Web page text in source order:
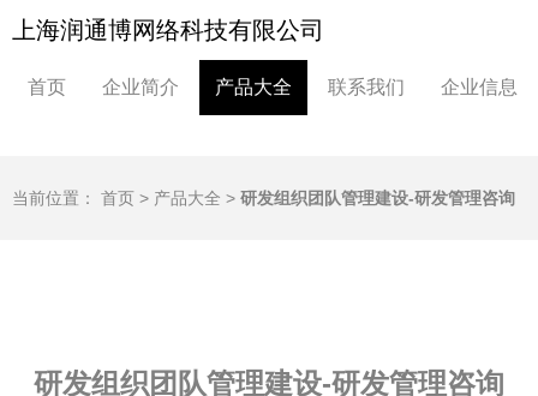
上海润通博网络科技有限公司
首页 企业简介 产品大全 联系我们 企业信息
当前位置： 首页 > 产品大全 > 研发组织团队管理建设-研发管理咨询
研发组织团队管理建设-研发管理咨询